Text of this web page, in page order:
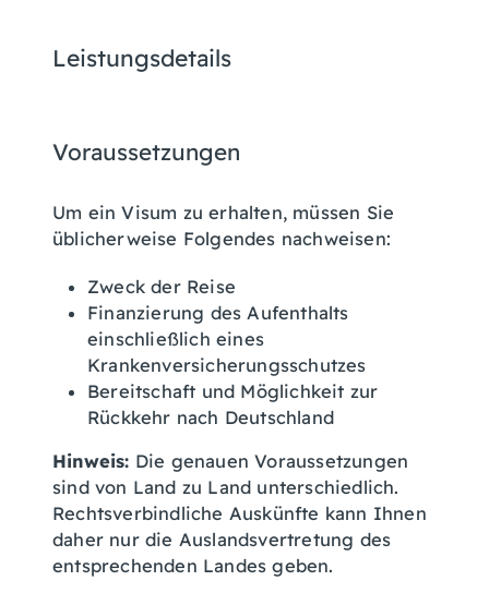
Leistungsdetails
Voraussetzungen
Um ein Visum zu erhalten, müssen Sie
üblicherweise Folgendes nachweisen:
Zweck der Reise
Finanzierung des Aufenthalts
einschließlich eines
Krankenversicherungsschutzes
Bereitschaft und Möglichkeit zur
Rückkehr nach Deutschland
Hinweis: Die genauen Voraussetzungen
sind von Land zu Land unterschiedlich.
Rechtsverbindliche Auskünfte kann Ihnen
daher nur die Auslandsvertretung des
entsprechenden Landes geben.